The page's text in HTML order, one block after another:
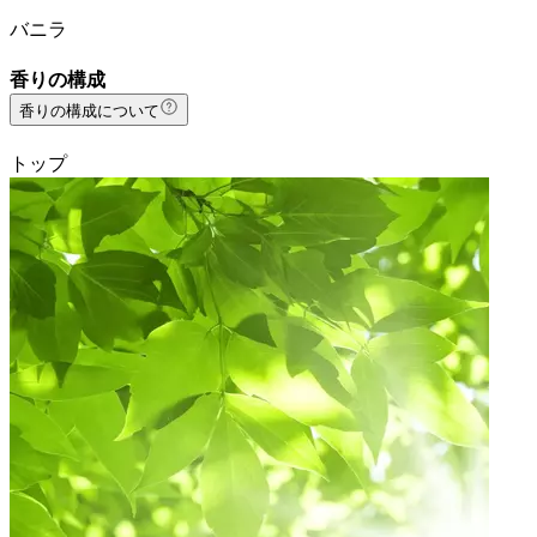
バニラ
香りの構成
香りの構成について
トップ